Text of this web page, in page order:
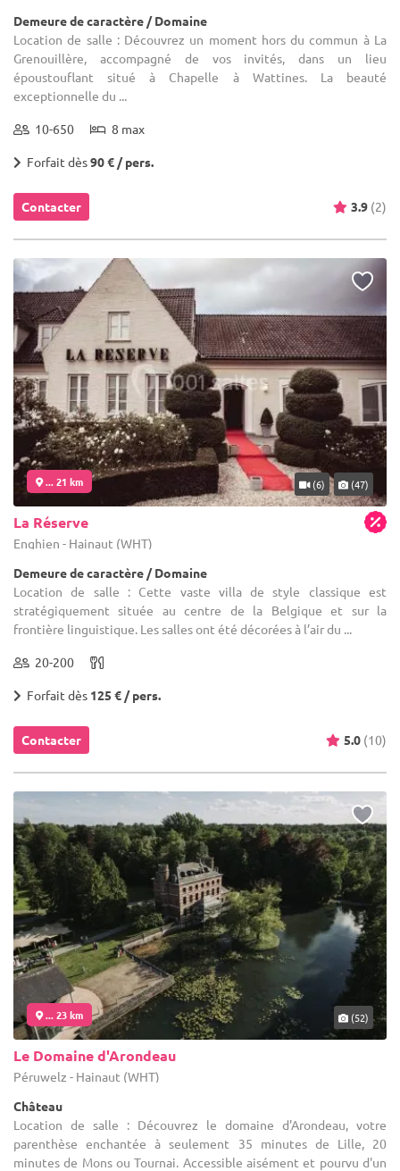
Demeure de caractère / Domaine
Location de salle : Découvrez un moment hors du commun à La
Grenouillère, accompagné de vos invités, dans un lieu
époustouflant situé à Chapelle à Wattines. La beauté
exceptionnelle du ...
10-650 8 max
Forfait dès90 € / pers.
Contacter 3.9 (2)
... 21 km (6) (47)
La Réserve
Enghien - Hainaut (WHT)
Demeure de caractère / Domaine
Location de salle : Cette vaste villa de style classique est
stratégiquement située au centre de la Belgique et sur la
frontière linguistique. Les salles ont été décorées à l’air du ...
20-200
Forfait dès 125 € / pers.
Contacter 5.0 (10)
... 23 km (52)
Le Domaine d'Arondeau
Péruwelz - Hainaut (WHT)
Château
Location de salle : Découvrez le domaine d'Arondeau, votre
parenthèse enchantée à seulement 35 minutes de Lille, 20
minutes de Mons ou Tournai. Accessible aisément et pourvu d'un